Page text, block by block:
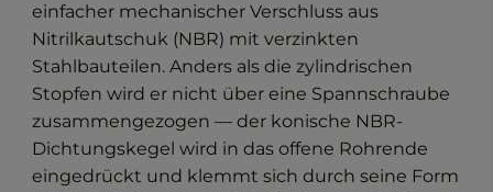
einfacher mechanischer Verschluss aus
Nitrilkautschuk (NBR) mit verzinkten
Stahlbauteilen. Anders als die zylindrischen
Stopfen wird er nicht über eine Spannschraube
zusammengezogen — der konische NBR-
Dichtungskegel wird in das offene Rohrende
eingedrückt und klemmt sich durch seine Form